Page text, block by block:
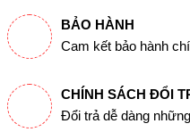
BẢO HÀNH
Cam kết bảo hành
CHÍNH SÁCH ĐỔI
Đổi trả dễ dàng